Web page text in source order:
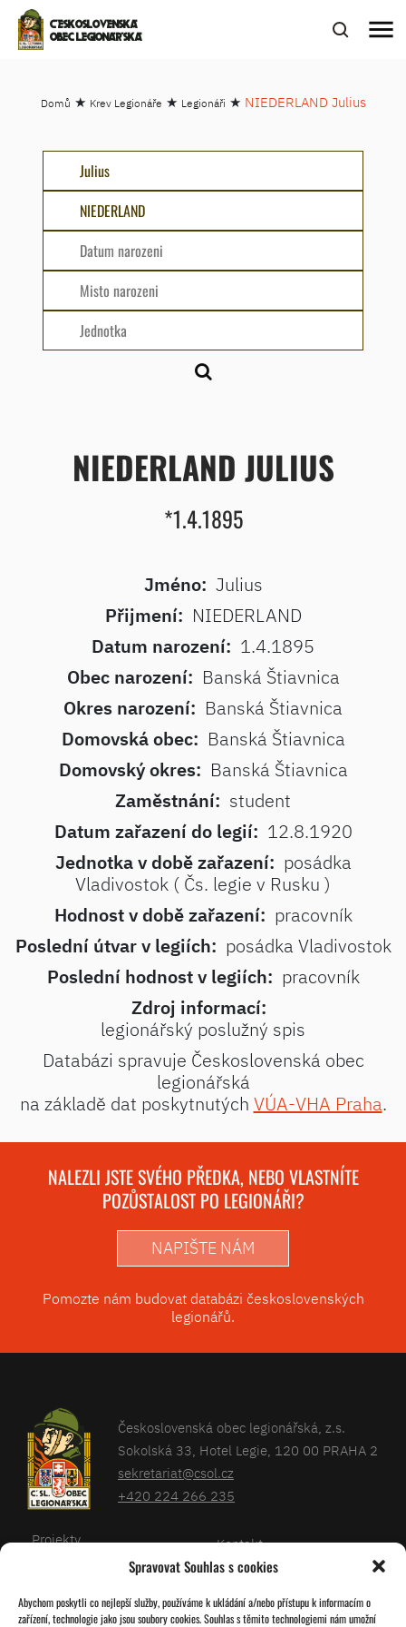
Spravovat Souhlas s cookies
Abychom poskytli co nejlepší služby, používáme k ukládání a/nebo přístupu k informacím o
zařízení, technologie jako jsou soubory cookies. Souhlas s těmito technologiemi nám umožní
ČESKOSLOVENSKÁ
OBEC LEGIONÁŘSKÁ
menu
Domů ★ Krev Legionáře ★ Legionáři ★ NIEDERLAND Julius
NIEDERLAND JULIUS
*1.4.1895
Jméno: Julius
Přijmení: NIEDERLAND
Datum narození: 1.4.1895
Obec narození: Banská Štiavnica
Okres narození: Banská Štiavnica
Domovská obec: Banská Štiavnica
Domovský okres: Banská Štiavnica
Zaměstnání: student
Datum zařazení do legií: 12.8.1920
Jednotka v době zařazení: posádka
Vladivostok ( Čs. legie v Rusku )
Hodnost v době zařazení: pracovník
Poslední útvar v legiích: posádka Vladivostok
Poslední hodnost v legiích: pracovník
Zdroj informací:
legionářský poslužný spis
Databázi spravuje Československá obec
legionářská
na základě dat poskytnutých VÚA-VHA Praha.
NALEZLI JSTE SVÉHO PŘEDKA, NEBO VLASTNÍTE
POZŮSTALOST PO LEGIONÁŘI?
NAPIŠTE NÁM
Pomozte nám budovat databázi československých
legionářů.
Československá obec legionářská, z.s.
Sokolská 33, Hotel Legie, 120 00 PRAHA 2
sekretariat@csol.cz
+420 224 266 235
Projekty
Kalendář
Kontakt
Databáze legionářů
Pro členy